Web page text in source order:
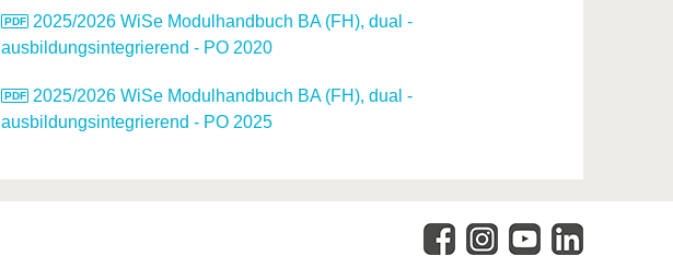
2025/2026 WiSe Modulhandbuch BA (FH), dual -
ausbildungsintegrierend - PO 2020
2025/2026 WiSe Modulhandbuch BA (FH), dual -
ausbildungsintegrierend - PO 2025